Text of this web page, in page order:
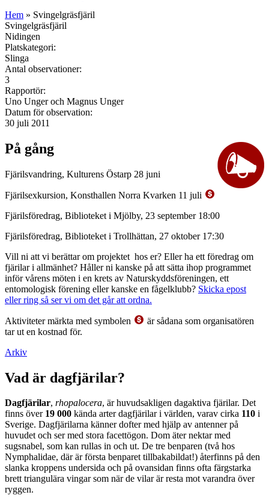
Hem » Svingelgräsfjäril
Svingelgräsfjäril
Nidingen
Platskategori:
Slinga
Antal observationer:
3
Rapportör:
Uno Unger och Magnus Unger
Datum för observation:
30 juli 2011
På gång
Fjärilsvandring, Kulturens Östarp 28 juni
Fjärilsexkursion, Konsthallen Norra Kvarken 11 juli
Fjärilsföredrag, Biblioteket i Mjölby, 23 september 18:00
Fjärilsföredrag, Biblioteket i Trollhättan, 27 oktober 17:30
Vill ni att vi berättar om projektet hos er? Eller ha ett föredrag om
fjärilar i allmänhet? Håller ni kanske på att sätta ihop programmet
inför vårens möten i en krets av Naturskyddsföreningen, ett
entomologisk förening eller kanske en fågelklubb? Skicka epost
eller ring så ser vi om det går att ordna.
Aktiviteter märkta med symbolen
är sådana som organisatören
tar ut en kostnad för.
Arkiv
Vad är dagfjärilar?
Dagfjärilar, rhopalocera, är huvudsakligen dagaktiva fjärilar. Det
finns över 19 000 kända arter dagfjärilar i världen, varav cirka 110 i
Sverige. Dagfjärilarna känner dofter med hjälp av antenner på
huvudet och ser med stora facettögon. Dom äter nektar med
sugsnabel, som kan rullas in och ut. De tre benparen (två hos
Nymphalidae, där är första benparet tillbakabildat!) återfinns på den
slanka kroppens undersida och på ovansidan finns ofta färgstarka
brett triangulära vingar som när de vilar är resta mot varandra över
ryggen.